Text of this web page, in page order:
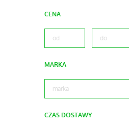
CENA
MARKA
CZAS DOSTAWY